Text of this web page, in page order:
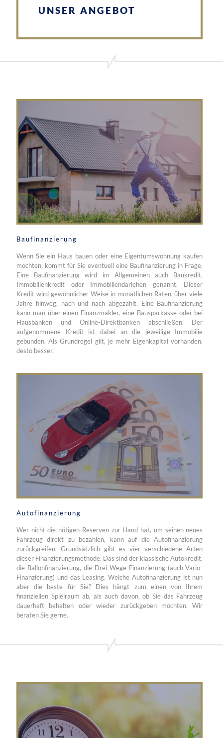
UNSER ANGEBOT
Baufinanzierung
Wenn Sie ein Haus bauen oder eine Eigentumswohnung kaufen
möchten, kommt für Sie eventuell eine Baufinanzierung in Frage.
Eine Baufinanzierung wird im Allgemeinen auch Baukredit,
Immobilienkredit oder Immobiliendarlehen genannt. Dieser
Kredit wird gewöhnlicher Weise in monatlichen Raten, über viele
Jahre hinweg, nach und nach abgezahlt. Eine Baufinanzierung
kann man über einen Finanzmakler, eine Bausparkasse oder bei
Hausbanken und Online-Direktbanken abschließen. Der
aufgenommene Kredit ist dabei an die jeweilige Immobilie
gebunden. Als Grundregel gilt, je mehr Eigenkapital vorhanden,
desto besser.
Autofinanzierung
Wer nicht die nötigen Reserven zur Hand hat, um seinen neues
Fahrzeug direkt zu bezahlen, kann auf die Autofinanzierung
zurückgreifen. Grundsätzlich gibt es vier verschiedene Arten
dieser Finanzierungsmethode. Das sind der klassische Autokredit,
die Ballonfinanzierung, die Drei-Wege-Finanzierung (auch Vario-
Finanzierung) und das Leasing. Welche Autofinanzierung ist nun
aber die beste für Sie? Dies hängt zum einen von Ihrem
finanziellen Spielraum ab, als auch davon, ob Sie das Fahrzeug
dauerhaft behalten oder wieder zurückgeben möchten. Wir
beraten Sie gerne.